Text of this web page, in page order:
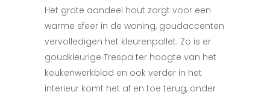
Het grote aandeel hout zorgt voor een
warme sfeer in de woning, goudaccenten
vervolledigen het kleurenpallet. Zo is er
goudkleurige Trespa ter hoogte van het
keukenwerkblad en ook verder in het
interieur komt het af en toe terug, onder